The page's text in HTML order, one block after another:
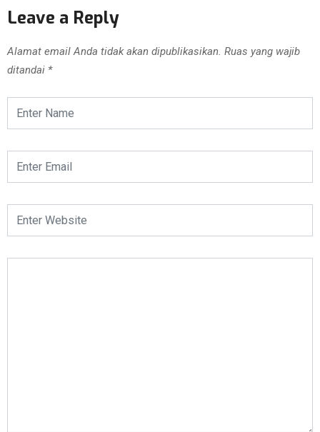
Leave a Reply
Alamat email Anda tidak akan dipublikasikan. Ruas yang wajib
ditandai *